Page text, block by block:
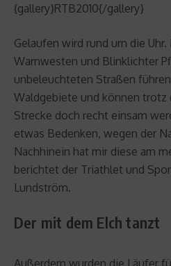
{gallery}RTB2010{/gallery}
Gelaufen wird rund um die
Warnwesten und Blinklichter
unbeleuchteten Straßen
Waldgebiete und können trotz
Strecke doch recht einsam
etwas Bedenken, wegen der
Nachhinein hat mir diese am
berichtet der Triathlet und
Lundström.
Der mit dem Elch tanzt
Außerdem wurden die Läufer